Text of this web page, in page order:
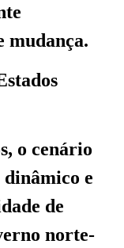
mudança.
o cenário
e
de
norte-